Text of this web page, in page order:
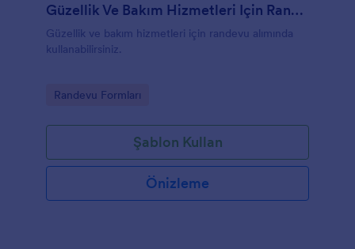
Güzellik Ve Bakım Hizmetleri Için Randevu Alma Formu
Güzellik ve bakım hizmetleri için randevu alımında
kullanabilirsiniz.
Go to Category:
Randevu Formları
Şablon Kullan
Önizleme